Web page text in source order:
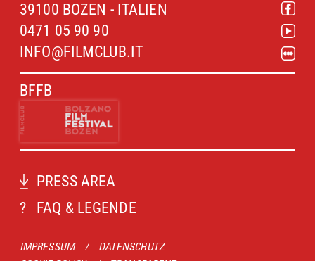
39100 BOZEN - ITALIEN
0471 05 90 90
INFO@FILMCLUB.IT
BFFB
PRESS AREA
?
FAQ & LEGENDE
IMPRESSUM /
DATENSCHUTZ